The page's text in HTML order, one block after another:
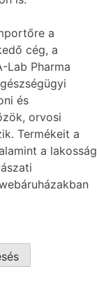
a
cég, a
Lab Pharma
és
orvosi
Termékeit a
a lakosság